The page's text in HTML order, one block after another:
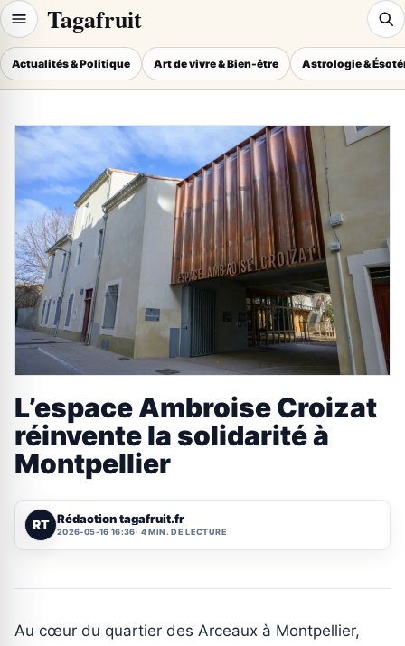
Tagafruit
Actualités & Politique Art de vivre & Bien-être Astrologie &
L’espace Ambroise Croizat
réinvente la solidarité à
Montpellier
RT Rédaction tagafruit.fr
2026-05-16 16:36 4 MIN. DE LECTURE
Au cœur du quartier des Arceaux à Montpellier,